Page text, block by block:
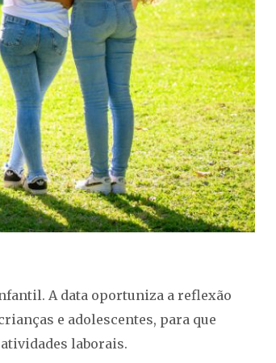
A data oportuniza a reflexão
e adolescentes, para que
laborais.